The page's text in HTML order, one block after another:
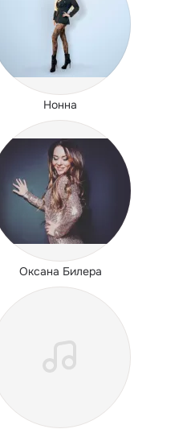
Нонна
Оксана Билера